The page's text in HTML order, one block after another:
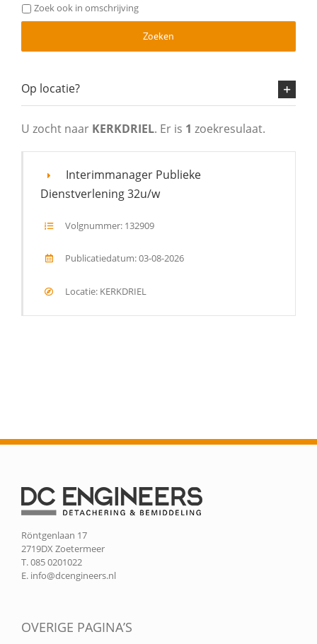
Zoek ook in omschrijving
Zoeken
Op locatie?
U zocht naar KERKDRIEL. Er is 1 zoekresulaat.
Interimmanager Publieke
Dienstverlening 32u/w
Volgnummer: 132909
Publicatiedatum: 03-08-2026
Locatie: KERKDRIEL
Röntgenlaan 17
2719DX Zoetermeer
T. 085 0201022
E. info@dcengineers.nl
OVERIGE PAGINA’S